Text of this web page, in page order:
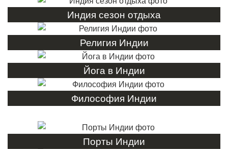
Индия сезон отдыха
Религия Индии
Йога в Индии
Философия Индии
Порты Индии